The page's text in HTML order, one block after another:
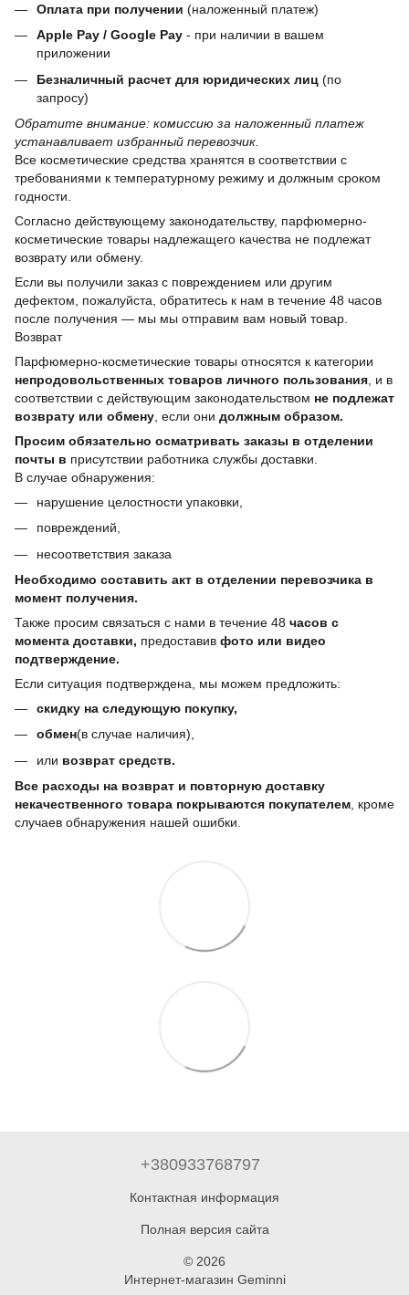
Оплата при получении (наложенный платеж)
Apple Pay / Google Pay - при наличии в вашем
приложении
Безналичный расчет для юридических лиц (по
запросу)
Обратите внимание: комиссию за наложенный платеж
устанавливает избранный перевозчик.
Все косметические средства хранятся в соответствии с
требованиями к температурному режиму и должным сроком
годности.
Согласно действующему законодательству, парфюмерно-
косметические товары надлежащего качества не подлежат
возврату или обмену.
Если вы получили заказ с повреждением или другим
дефектом, пожалуйста, обратитесь к нам в течение 48 часов
после получения — мы мы отправим вам новый товар.
Возврат
Парфюмерно-косметические товары относятся к категории
непродовольственных товаров личного пользования , и в
соответствии с действующим законодательством не подлежат
возврату или обмену , если они должным образом.
Просим обязательно осматривать заказы в отделении
почты в присутствии работника службы доставки.
В случае обнаружения:
нарушение целостности упаковки,
повреждений,
несоответствия заказа
Необходимо составить акт в отделении перевозчика в
момент получения.
Также просим связаться с нами в течение 48 часов с
момента доставки, предоставив фото или видео
подтверждение.
Если ситуация подтверждена, мы можем предложить:
скидку на следующую покупку,
обмен(в случае наличия),
или возврат средств.
Все расходы на возврат и повторную доставку
некачественного товара покрываются покупателем, кроме
случаев обнаружения нашей ошибки.
+380933768797
Контактная информация
Полная версия сайта
© 2026
Интернет-магазин Geminni